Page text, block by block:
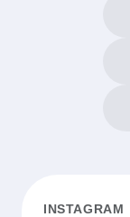
INSTAGRAM